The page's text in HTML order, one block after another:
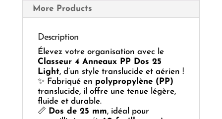
More Products
Description
Élevez votre organisation avec le
Classeur 4 Anneaux PP Dos 25
Light, d’un style translucide et aérien !
✨ Fabriqué en polypropylène (PP)
translucide, il offre une tenue légère,
fluide et durable.
📏 Dos de 25 mm, idéal pour